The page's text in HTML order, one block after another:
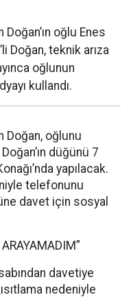
oğlu Enes
Doğan, teknik arıza
oğlunun
kullandı.
Doğan, oğlunu
düğünü 7
yapılacak.
telefonunu
davet için sosyal
davetiye
nedeniyle